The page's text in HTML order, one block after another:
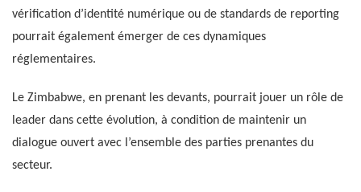
vérification d’identité numérique ou de standards de reporting
pourrait également émerger de ces dynamiques
réglementaires.
Le Zimbabwe, en prenant les devants, pourrait jouer un rôle de
leader dans cette évolution, à condition de maintenir un
dialogue ouvert avec l’ensemble des parties prenantes du
secteur.